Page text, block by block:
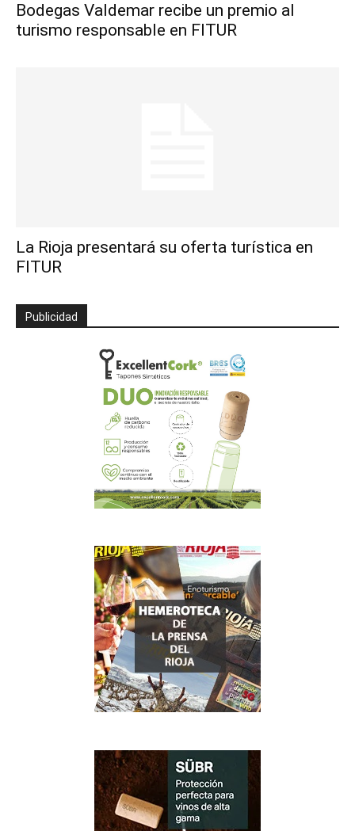
Bodegas Valdemar recibe un premio al
turismo responsable en FITUR
La Rioja presentará su oferta turística en
FITUR
Publicidad